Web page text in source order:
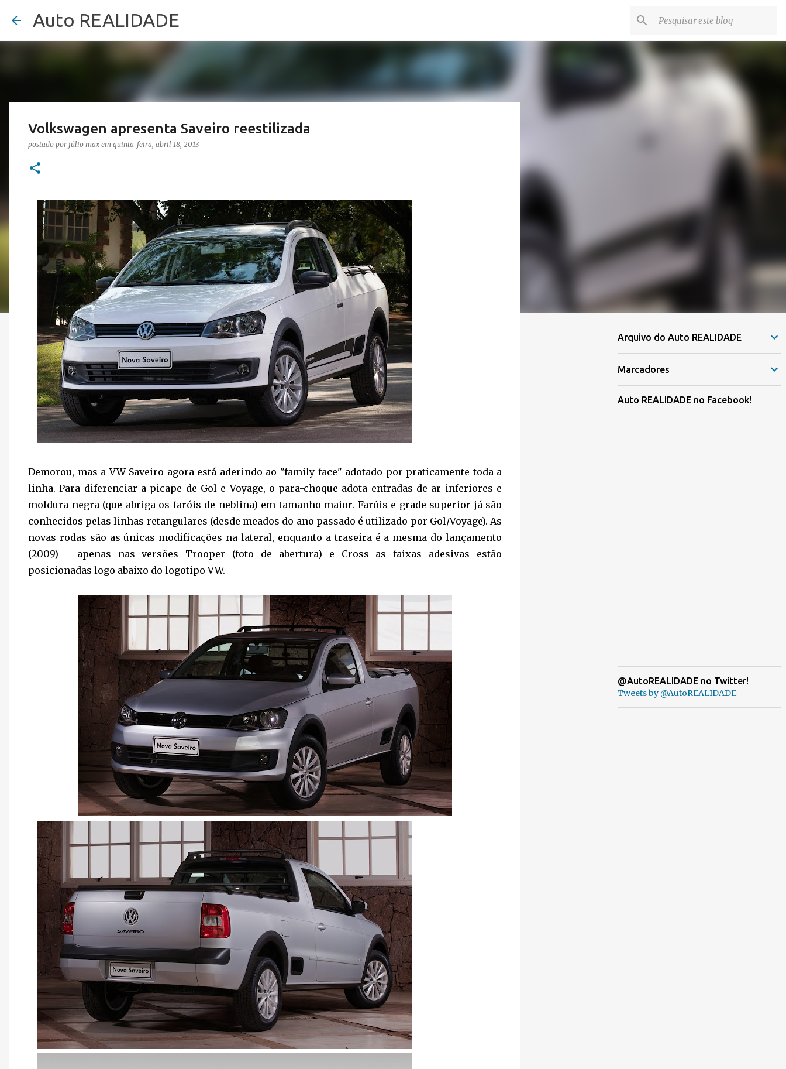
Auto REALIDADE
Volkswagen apresenta Saveiro reestilizada
postado por júlio max em quinta-feira, abril 18, 2013
Demorou, mas a VW Saveiro agora está aderindo ao "family-face" adotado por praticamente toda a
linha. Para diferenciar a picape de Gol e Voyage, o para-choque adota entradas de ar inferiores e
moldura negra (que abriga os faróis de neblina) em tamanho maior. Faróis e grade superior já são
conhecidos pelas linhas retangulares (desde meados do ano passado é utilizado por Gol/Voyage). As
novas rodas são as únicas modificações na lateral, enquanto a traseira é a mesma do lançamento
(2009) - apenas nas versões Trooper (foto de abertura) e Cross as faixas adesivas estão
posicionadas logo abaixo do logotipo VW.
Arquivo do Auto REALIDADE
Marcadores
Auto REALIDADE no Facebook!
@AutoREALIDADE no Twitter!
Tweets by @AutoREALIDADE